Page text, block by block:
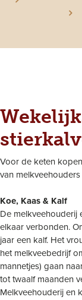
Voor de keten
van
Koe, Kaas & Kalf
De melkveehouderij
elkaar verbonden.
jaar een kalf. Het
het melkveebedrijf
mannetjes) gaan
tot twaalf maanden
Melkveehouderij en